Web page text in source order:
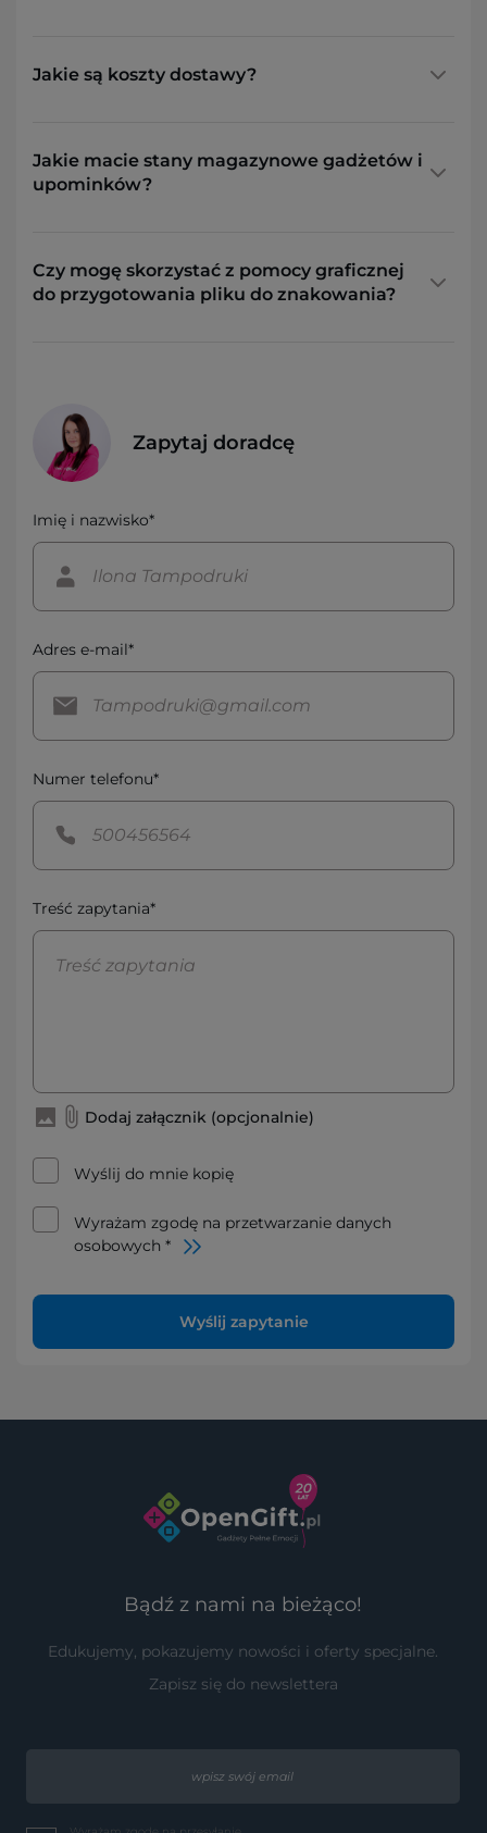
Jakie są koszty dostawy?
Jakie macie stany magazynowe gadżetów i
upominków?
Czy mogę skorzystać z pomocy graficznej
do przygotowania pliku do znakowania?
Zapytaj doradcę
Imię i nazwisko*
Adres e-mail*
Numer telefonu*
Treść zapytania*
Dodaj załącznik (opcjonalnie)
Wyślij do mnie kopię
Wyrażam zgodę na przetwarzanie danych
osobowych *
Wyślij zapytanie
Bądź z nami na bieżąco!
Edukujemy, pokazujemy nowości i oferty specjalne.
Zapisz się do newslettera